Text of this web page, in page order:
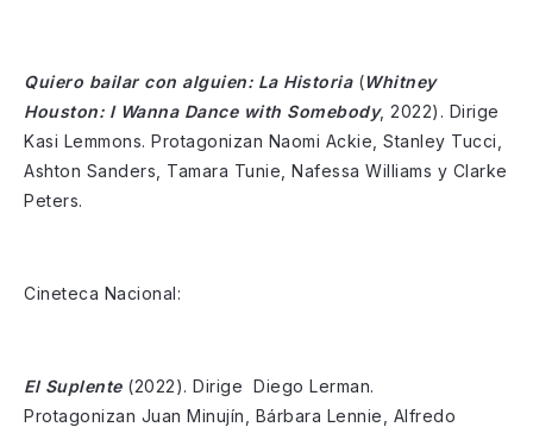
Quiero bailar con alguien: La Historia(Whitney
Houston: I Wanna Dance with Somebody, 2022). Dirige
Kasi Lemmons. Protagonizan Naomi Ackie, Stanley Tucci,
Ashton Sanders, Tamara Tunie, Nafessa Williams y Clarke
Peters.
Cineteca Nacional:
El Suplente (2022). Dirige Diego Lerman.
Protagonizan Juan Minujín, Bárbara Lennie, Alfredo